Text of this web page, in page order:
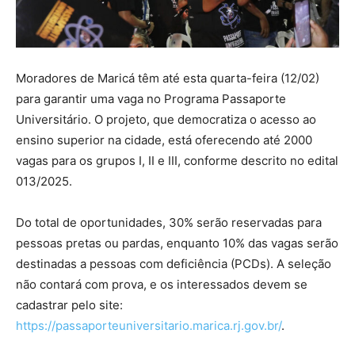
Moradores de Maricá têm até esta quarta-feira (12/02)
para garantir uma vaga no Programa Passaporte
Universitário. O projeto, que democratiza o acesso ao
ensino superior na cidade, está oferecendo até 2000
vagas para os grupos I, II e III, conforme descrito no edital
013/2025.
Do total de oportunidades, 30% serão reservadas para
pessoas pretas ou pardas, enquanto 10% das vagas serão
destinadas a pessoas com deficiência (PCDs). A seleção
não contará com prova, e os interessados devem se
cadastrar pelo site:
https://passaporteuniversitario.marica.rj.gov.br/.